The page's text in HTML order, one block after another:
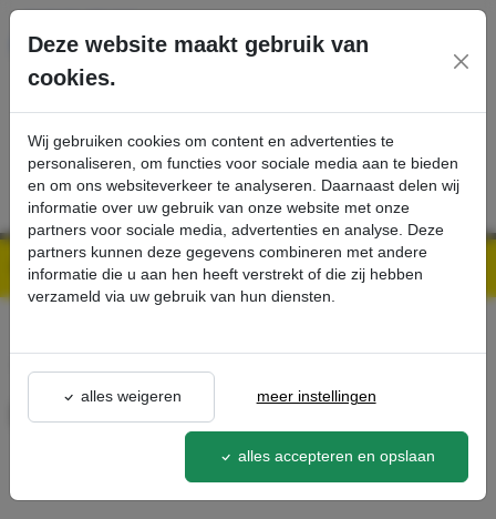
Ga direct naar de hoofdinhoud van deze pagina.
SERVICE PRODUCTEN CONTACT
Kärcher Professional Webshop | Scherpe prijzen & Snel geleverd Ons Assortiment Hose PU DN50 3 m - Kärcher Professional Webshop
Hose PU DN50 3 m
Deze website maakt gebruik van
cookies.
Wij gebruiken cookies om content en advertenties te
personaliseren, om functies voor sociale media aan te bieden
en om ons websiteverkeer te analyseren. Daarnaast delen wij
informatie over uw gebruik van onze website met onze
partners voor sociale media, advertenties en analyse. Deze
partners kunnen deze gegevens combineren met andere
informatie die u aan hen heeft verstrekt of die zij hebben
verzameld via uw gebruik van hun diensten.
alles weigeren meer instellingen
alles accepteren en opslaan